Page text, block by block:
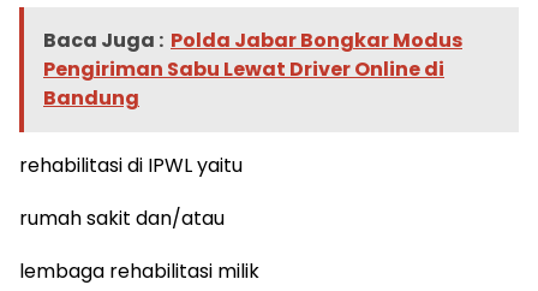
Baca Juga : Polda Jabar Bongkar Modus
Pengiriman Sabu Lewat Driver Online di
Bandung
rehabilitasi di IPWL yaitu
rumah sakit dan/atau
lembaga rehabilitasi milik